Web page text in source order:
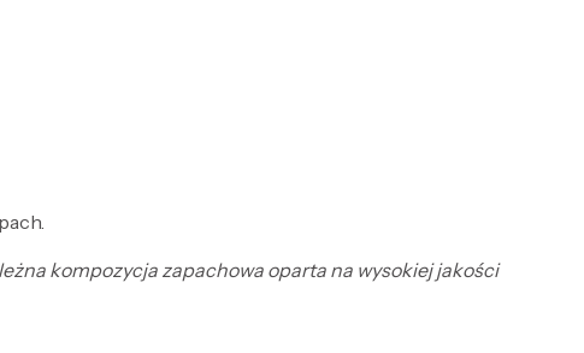
kompozycja zapachowa oparta na wysokiej jakości